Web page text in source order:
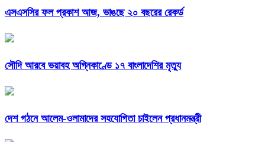
এসএসসির ফল প্রকাশ আজ, ভাঙছে ২০ বছরের রেকর্ড
সৌদি আরবে ভয়াবহ অগ্নিকাণ্ডে ১৭ বাংলাদেশির মৃত্যু
দেশ গঠনে আলেম-ওলামাদের সহযোগিতা চাইলেন প্রধানমন্ত্রী